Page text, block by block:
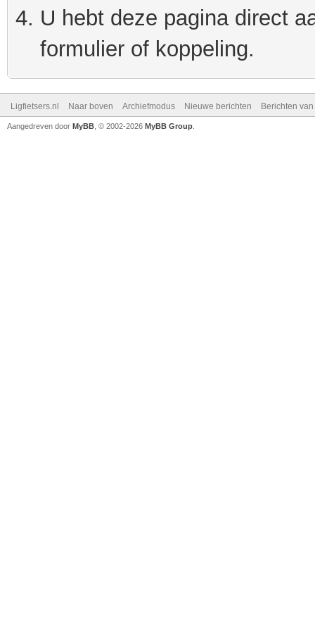
U hebt deze pagina direct
formulier of koppeling.
Ligfietsers.nl Naar boven Archiefmodus Nieuwe berichten Berichten
Aangedreven door MyBB , © 2002-2026 MyBB Group